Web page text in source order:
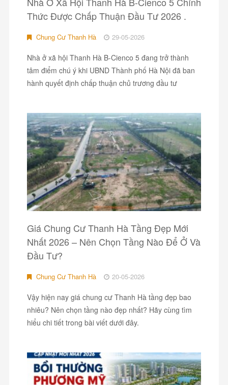
Thức Được Chấp Thuận Đầu Tư 2026 .
Chung Cư Thanh Hà 29-05-2026
Nhà ở xã hội Thanh Hà B-Cienco 5 đang trở thành
tâm điểm chú ý khi UBND Thành phố Hà Nội đã ban
hành quyết định chấp thuận chủ trương đầu tư
Giá Chung Cư Thanh Hà Tầng Đẹp Mới
Nhất 2026 – Nên Chọn Tầng Nào Để Ở Và
Đầu Tư?
Chung Cư Thanh Hà 20-05-2026
Vậy hiện nay giá chung cư Thanh Hà tầng đẹp bao
nhiêu? Nên chọn tầng nào đẹp nhất? Hãy cùng tìm
hiểu chi tiết trong bài viết dưới đây.